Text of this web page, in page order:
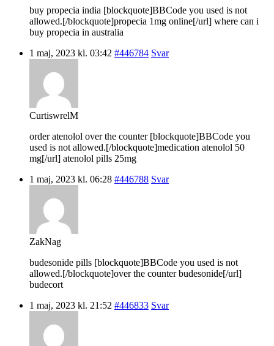
buy propecia india [blockquote]BBCode you used is not
allowed.[/blockquote]propecia 1mg online[/url] where can i
buy propecia in australia
1 maj, 2023 kl. 03:42 #446784 Svar
CurtiswrelM
order atenolol over the counter [blockquote]BBCode you
used is not allowed.[/blockquote]medication atenolol 50
mg[/url] atenolol pills 25mg
1 maj, 2023 kl. 06:28 #446788 Svar
ZakNag
budesonide pills [blockquote]BBCode you used is not
allowed.[/blockquote]over the counter budesonide[/url]
budecort
1 maj, 2023 kl. 21:52 #446833 Svar